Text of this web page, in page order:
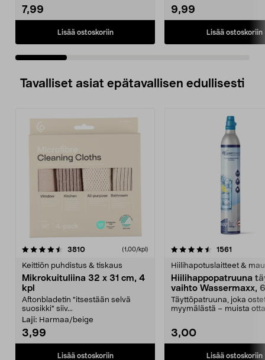
7,99
Lisää ostoskoriin
9,99
Lisää ostoskoriin
Tavalliset asiat epätavallisen edullisesti
3810arvostelut (1,00/kpl)
Keittiön puhdistus & tiskaus
Mikrokuituliina 32 x 31 cm, 4
kpl
Aftonbladetin "itsestään selvä
suosikki" siiv...
Laji: Harmaa/beige
3,99
Lisää ostoskoriin
4.5viidestä
1561
Hiilihapotuslaitteet &
Hiilihappopatruuna
vaihto Wassermaxx,
Täyttöpatruuna, joka
myymälästä – muista
3,00
Lisää ostoskoriin
4.5viidestä